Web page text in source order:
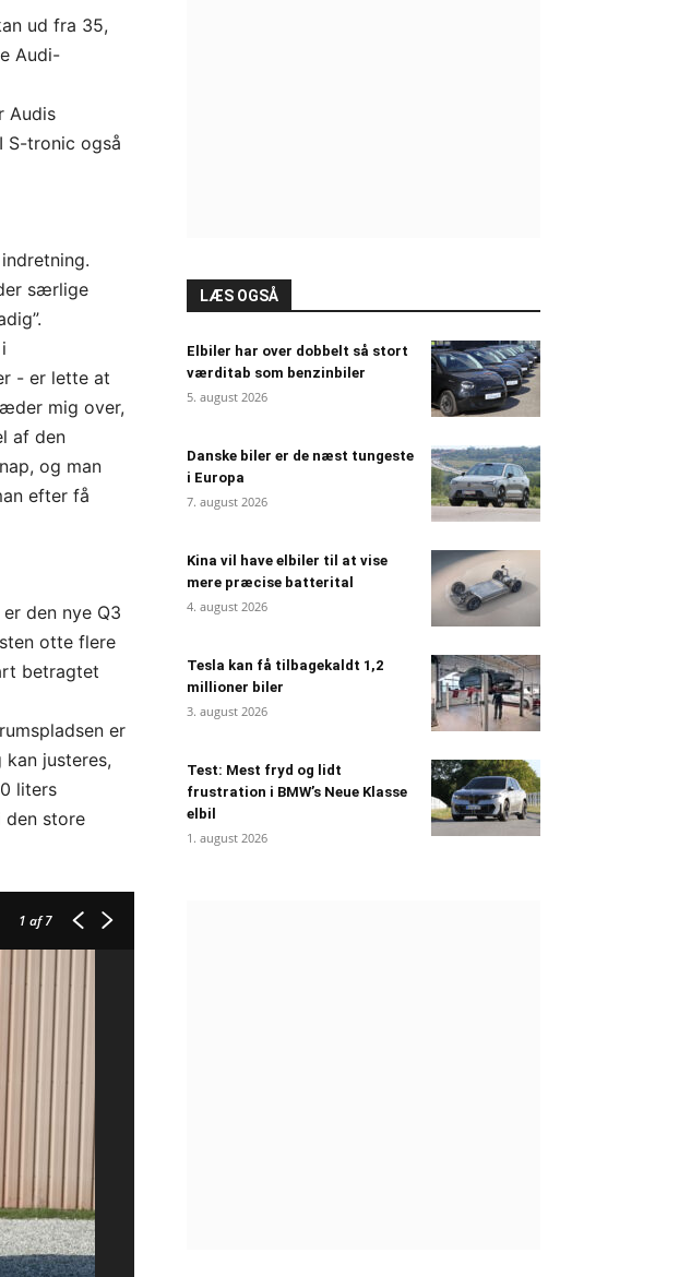
ud fra 35,
Audi-
Audis
S-tronic også
særlige
- er lette at
mig over,
af den
og man
efter få
den nye Q3
otte flere
betragtet
er
justeres,
liters
den store
1 af 7
LÆS OGSÅ
Elbiler har over dobbelt så stort
værditab som benzinbiler
5. august 2026
Danske biler er de næst tungeste
i Europa
7. august 2026
Kina vil have elbiler til at vise
mere præcise batterital
4. august 2026
Tesla kan få tilbagekaldt 1,2
millioner biler
3. august 2026
Test: Mest fryd og lidt
frustration i BMW’s Neue Klasse
elbil
1. august 2026